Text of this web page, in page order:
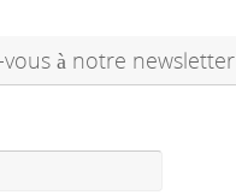
à notre newsletter